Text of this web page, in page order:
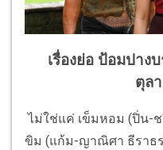
เรื่องย่อ ป้อมปาง
ตุล
ไม่ใช่แค่ เข็มหอม (ปิ่น-
ขิม (แก้ม-ญาณิศา ธีราธร